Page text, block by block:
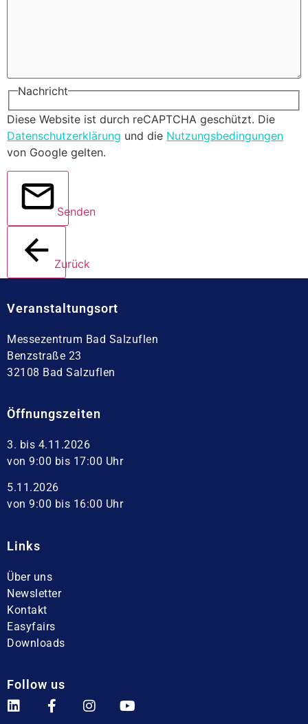
Nachricht
Diese Website ist durch reCAPTCHA geschützt. Die
Datenschutzerklärung und die Nutzungsbedingungen
von Google gelten.
Senden
Zurück
Veranstaltungsort
Messezentrum Bad Salzuflen
Benzstraße 23
32108 Bad Salzuflen
Öffnungszeiten
3. bis 4.11.2026
von 9:00 bis 17:00 Uhr
5.11.2026
von 9:00 bis 16:00 Uhr
Links
Über uns
Newsletter
Kontakt
Easyfairs
Downloads
Follow us